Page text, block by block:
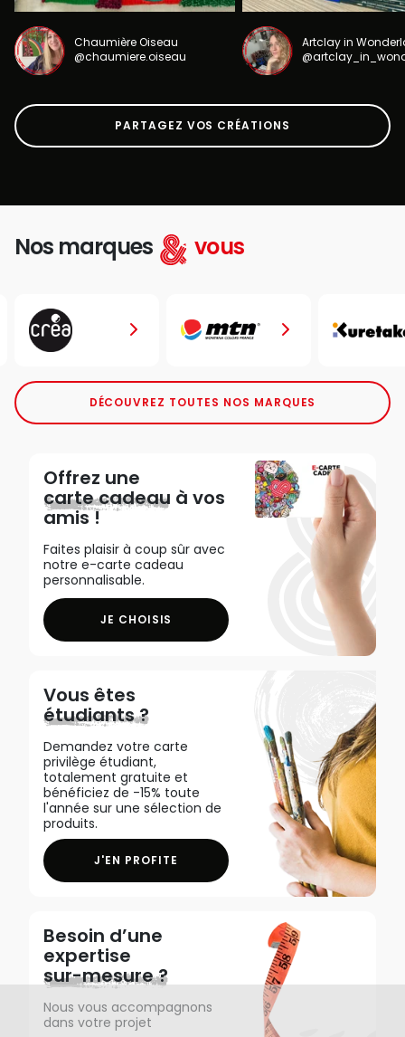
Chaumière Oiseau
@chaumiere.oiseau
Artclay in
PARTAGEZ VOS CRÉATIONS
Nos marques vous
DÉCOUVREZ TOUTES NOS MARQUES
Offrez une
carte cadeau à vos
amis !
Faites plaisir à coup sûr avec
notre e-carte cadeau
personnalisable.
JE CHOISIS
Vous êtes
étudiants ?
Demandez votre carte
privilège étudiant,
totalement gratuite et
bénéficiez de -15% toute
l'année sur une sélection de
produits.
J'EN PROFITE
Besoin d’une
expertise
sur-mesure ?
Nous vous accompagnons
dans votre projet